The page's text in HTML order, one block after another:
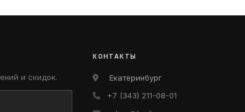
и скидок.
КОНТАКТЫ
Екатеринбург
+7 (343) 211-08-01